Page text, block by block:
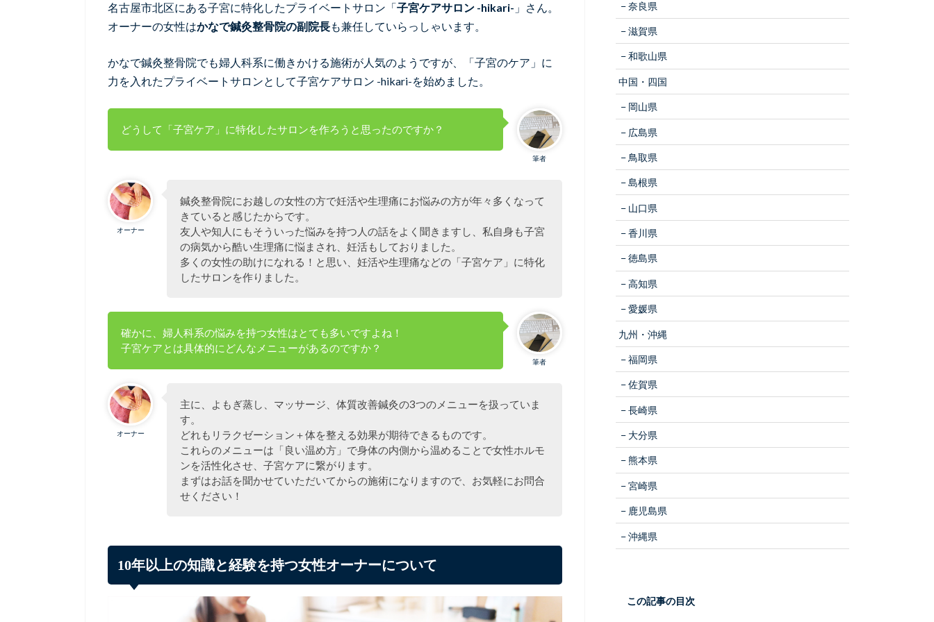
名古屋市北区にある子宮に特化したプライベートサロン「子宮ケアサロン -hikari- 」さん。
オーナーの女性はかなで鍼灸整骨院の副院長も兼任していらっしゃいます。
かなで鍼灸整骨院でも婦人科系に働きかける施術が人気のようですが、「子宮のケア」に
力を入れたプライベートサロンとして子宮ケアサロン -hikari-を始めました。
筆者
どうして「子宮ケア」に特化したサロンを作ろうと思ったのですか？
オーナー
鍼灸整骨院にお越しの女性の方で妊活や生理痛にお悩みの方が年々多くなって
きていると感じたからです。
友人や知人にもそういった悩みを持つ人の話をよく聞きますし、私自身も子宮
の病気から酷い生理痛に悩まされ、妊活もしておりました。
多くの女性の助けになれる！と思い、妊活や生理痛などの「子宮ケア」に特化
したサロンを作りました。
筆者
確かに、婦人科系の悩みを持つ女性はとても多いですよね！
子宮ケアとは具体的にどんなメニューがあるのですか？
オーナー
主に、よもぎ蒸し、マッサージ、体質改善鍼灸の3つのメニューを扱っていま
す。
どれもリラクゼーション＋体を整える効果が期待できるものです。
これらのメニューは「良い温め方」で身体の内側から温めることで女性ホルモ
ンを活性化させ、子宮ケアに繋がります。
まずはお話を聞かせていただいてからの施術になりますので、お気軽にお問合
せください！
10年以上の知識と経験を持つ女性オーナーについて
奈良県
滋賀県
和歌山県
中国・四国
岡山県
広島県
鳥取県
島根県
山口県
香川県
徳島県
高知県
愛媛県
九州・沖縄
福岡県
佐賀県
長崎県
大分県
熊本県
宮崎県
鹿児島県
沖縄県
この記事の目次